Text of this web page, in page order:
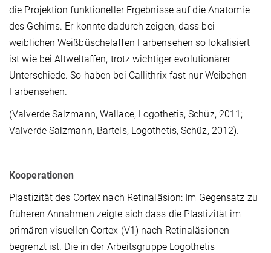
die Projektion funktioneller Ergebnisse auf die Anato­mie
des Gehirns. Er konnte dadurch zeigen, dass bei
weiblichen Weißbüschelaffen Farbensehen so lokalisiert
ist wie bei Altweltaffen, trotz wichtiger evolutionärer
Unterschiede. So haben bei Callithrix fast nur Weibchen
Farbensehen.
(Valverde Salzmann, Wallace, Logothetis, Schüz, 2011;
Valverde Salzmann, Bartels, Logothetis, Schüz, 2012).
Kooperationen
Plastizität des Cortex nach Retinaläsion: Im Gegensatz zu
früheren Annahmen zeigte sich dass die Plastizität im
primären visuellen Cortex (V1) nach Retinaläsionen
begrenzt ist. Die in der Arbeitsgruppe Logothetis